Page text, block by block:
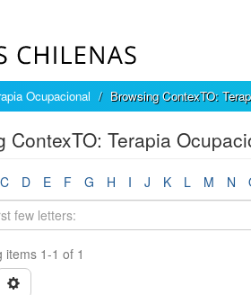
Ocupacional Browsing ContexTO:
ContexTO: Terapia
C D E F G H I J K L M N
items 1-1 of 1